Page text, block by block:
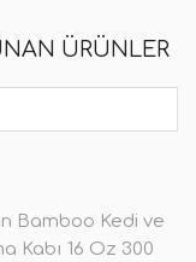
ÜRÜNLER
Bamboo Kedi ve
Kabı 16 Oz 300